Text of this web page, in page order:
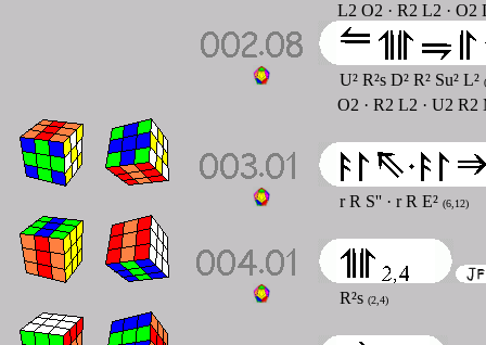
L2 O2 · R2 L2 ·
U² R²s D² R² Su² L²
O2 · R2 L2 · U2
r R S'' · r R E² (6,12)
R²s (2,4)